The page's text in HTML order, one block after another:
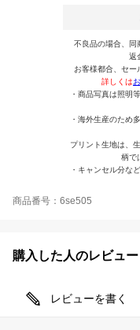
不良品の場合、同
返
お客様都合、セー
詳しくは
・商品写真は照明
・海外生産のため
プリント生地は、
柄で
・キャンセル分な
商品番号：6se505
購入した人のレビュー
レビューを書く